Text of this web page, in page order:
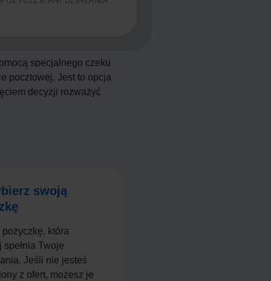
specjalnego czeku
pocztowej. Jest to opcja
decyzji rozważyć
swoją
która
spełnia Twoje
Jeśli nie jesteś
z ofert, możesz je